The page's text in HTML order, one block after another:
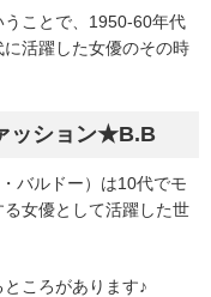
ことで、1950-60年代
活躍した女優のその時
ッション★B.B
バルドー）は10代でモ
女優として活躍した世
ころがあります♪